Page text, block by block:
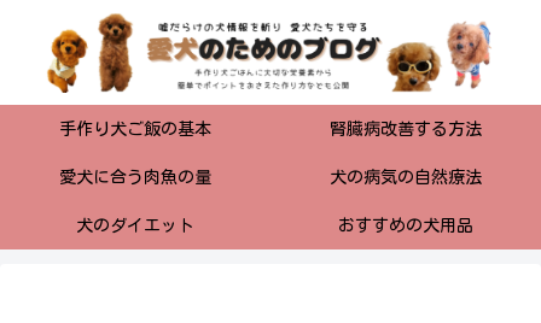
手作り犬ご飯の基本 腎臓病改善する方法
愛犬に合う肉魚の量 犬の病気の自然療法
犬のダイエット おすすめの犬用品